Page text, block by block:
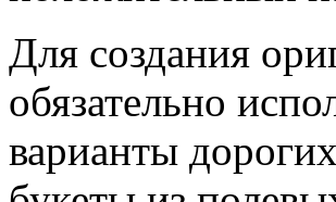
Для создания
обязательно
варианты